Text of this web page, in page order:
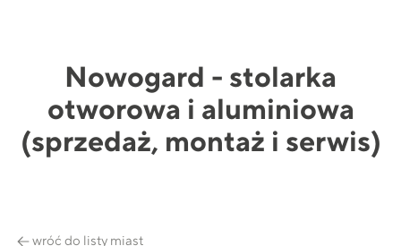
Nowogard - stolarka
otworowa i aluminiowa
(sprzedaż, montaż i serwis)
wróć do listy miast